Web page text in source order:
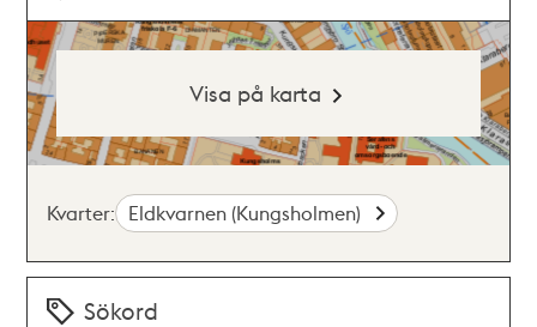
Visa på karta
Kvarter: Eldkvarnen (Kungsholmen)
Sökord